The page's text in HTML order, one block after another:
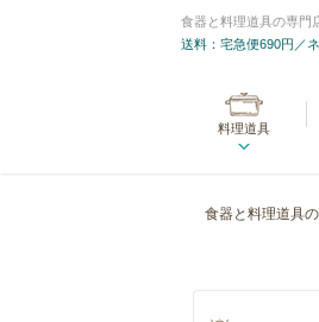
食器と料理道具の専
送料：宅急便690円／
料理道具
食器と料理道具